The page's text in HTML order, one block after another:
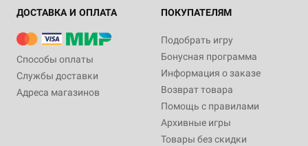
ДОСТАВКА И ОПЛАТА
Способы оплаты
Службы доставки
Адреса магазинов
ПОКУПАТЕЛЯМ
Подобрать игру
Бонусная программа
Информация о заказе
Возврат товара
Помощь с правилами
Архивные игры
Товары без скидки